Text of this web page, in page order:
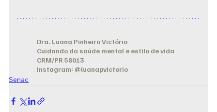
Dra. Luana Pinheiro Victório
Cuidando da saúde mental e estilo de vida
CRM/PR 58013
	Instagram: @luanapvictorio
Senac